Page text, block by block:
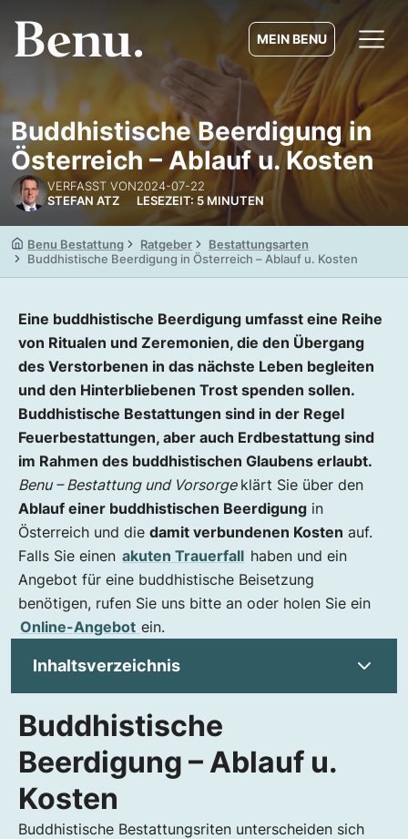
MEIN BENU
Buddhistische Beerdigung in
Österreich – Ablauf u. Kosten
VERFASST VON
STEFAN ATZ
2024-07-22
LESEZEIT: 5 MINUTEN
Benu Bestattung Ratgeber
Bestattungsarten
Buddhistische Beerdigung in Österreich – Ablauf u. Kosten
Eine buddhistische Beerdigung umfasst eine Reihe
von Ritualen und Zeremonien, die den Übergang
des Verstorbenen in das nächste Leben begleiten
und den Hinterbliebenen Trost spenden sollen.
Buddhistische Bestattungen sind in der Regel
Feuerbestattungen, aber auch Erdbestattung sind
im Rahmen des buddhistischen Glaubens erlaubt.
Benu – Bestattung und Vorsorge klärt Sie über den
Ablauf einer buddhistischen Beerdigung in
Österreich und die damit verbundenen Kosten auf.
Falls Sie einen akuten Trauerfall haben und ein
Angebot für eine buddhistische Beisetzung
benötigen, rufen Sie uns bitte an oder holen Sie ein
Online-Angebot ein.
Inhaltsverzeichnis
Buddhistische Beerdigung – Ablauf u.
Kosten
Wie geht der Buddhismus mit dem Tod um?
Wie läuft eine buddhistische Beerdigung ab?
Wie werden die Buddhisten beerdigt?
Buddhistische
Beerdigung – Ablauf u.
Kosten
Buddhistische Bestattungsriten unterscheiden sich